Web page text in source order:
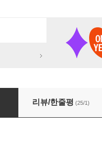
리뷰/한줄평 (25/1)